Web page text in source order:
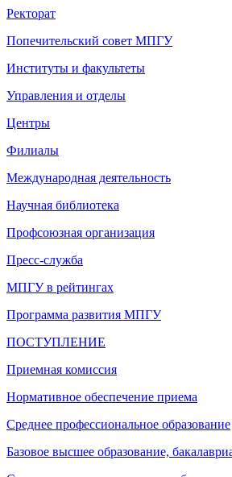
Ректорат
Попечительский совет МПГУ
Институты и факультеты
Управления и отделы
Центры
Филиалы
Международная деятельность
Научная библиотека
Профсоюзная организация
Пресс-служба
МПГУ в рейтингах
Программа развития МПГУ
ПОСТУПЛЕНИЕ
Приемная комиссия
Нормативное обеспечение приема
Среднее профессиональное образование
Базовое высшее образование,